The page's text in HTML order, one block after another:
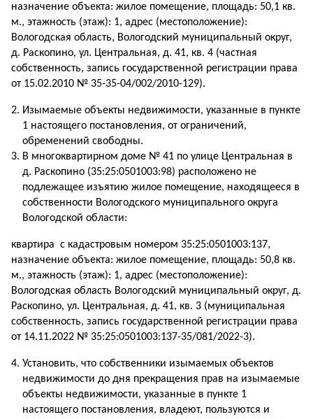
назначение объекта: жилое помещение, площадь: 50,1 кв.
м., этажность (этаж): 1, адрес (местоположение):
Вологодская область, Вологодский муниципальный округ,
д. Раскопино, ул. Центральная, д. 41, кв. 4 (частная
собственность, запись государственной регистрации права
от 15.02.2010 № 35-35-04/002/2010-129).
Изымаемые объекты недвижимости, указанные в пункте
1 настоящего постановления, от ограничений,
обременений свободны.
В многоквартирном доме № 41 по улице Центральная в
д. Раскопино (35:25:0501003:98) расположено не
подлежащее изъятию жилое помещение, находящееся в
собственности Вологодского муниципального округа
Вологодской области:
квартира с кадастровым номером 35:25:0501003:137,
назначение объекта: жилое помещение, площадь: 50,8 кв.
м., этажность (этаж): 1, адрес (местоположение):
Вологодская область Вологодский муниципальный округ, д.
Раскопино, ул. Центральная, д. 41, кв. 3 (муниципальная
собственность, запись государственной регистрации права
от 14.11.2022 № 35:25:0501003:137-35/081/2022-3).
Установить, что собственники изымаемых объектов
недвижимости до дня прекращения прав на изымаемые
объекты недвижимости, указанные в пункте 1
настоящего постановления, владеют, пользуются и